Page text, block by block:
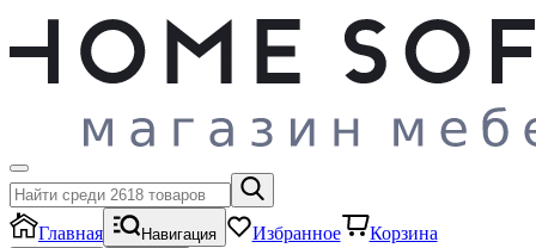
Главная Навигация Избранное Корзина